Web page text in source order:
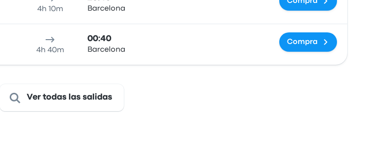
4h 10m Barcelona
4h 40m
00:40
Barcelona
Compra
Ver todas las salidas